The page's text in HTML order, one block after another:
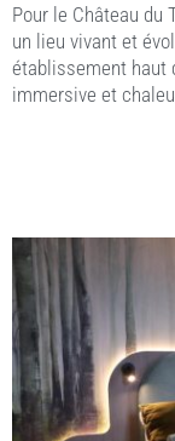
Pour le Château du
un lieu vivant et
établissement haut
immersive et